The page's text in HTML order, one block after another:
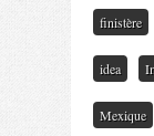
finistère
idea
Mexique